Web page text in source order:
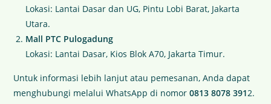
Lokasi: Lantai Dasar dan UG, Pintu Lobi Barat, Jakarta
Utara.
Mall PTC Pulogadung
Lokasi: Lantai Dasar, Kios Blok A70, Jakarta Timur.
Untuk informasi lebih lanjut atau pemesanan, Anda dapat
menghubungi melalui WhatsApp di nomor0813 8078 3912.